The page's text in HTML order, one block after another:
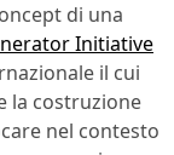
di una
Initiative
il cui
la costruzione
nel contesto